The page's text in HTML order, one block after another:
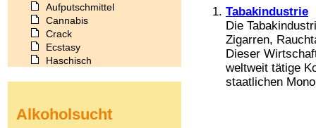
Tabakindustrie
Die
Zigarren,
Dieser
weltweit tätige
staatlichen
Aufputschmittel
Cannabis
Crack
Ecstasy
Haschisch
Kokain
Alkoholsucht